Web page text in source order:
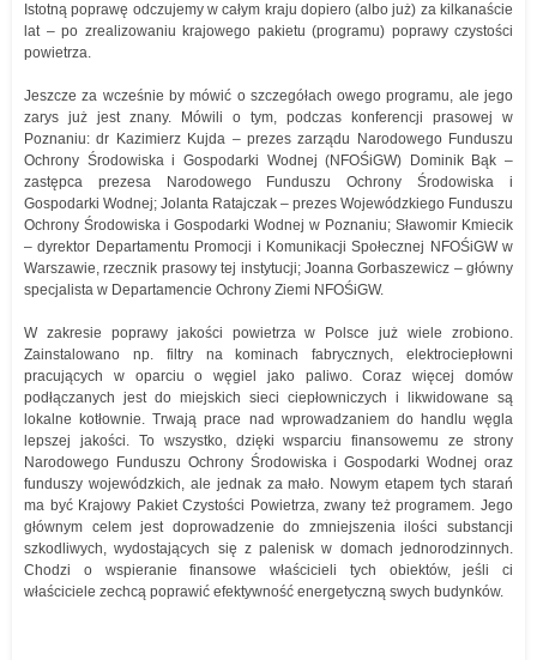
Istotną poprawę odczujemy w całym kraju dopiero (albo już) za kilkanaście
lat – po zrealizowaniu krajowego pakietu (programu) poprawy czystości
powietrza.
Jeszcze za wcześnie by mówić o szczegółach owego programu, ale jego
zarys już jest znany. Mówili o tym, podczas konferencji prasowej w
Poznaniu: dr Kazimierz Kujda – prezes zarządu Narodowego Funduszu
Ochrony Środowiska i Gospodarki Wodnej (NFOŚiGW) Dominik Bąk –
zastępca prezesa Narodowego Funduszu Ochrony Środowiska i
Gospodarki Wodnej; Jolanta Ratajczak – prezes Wojewódzkiego Funduszu
Ochrony Środowiska i Gospodarki Wodnej w Poznaniu; Sławomir Kmiecik
– dyrektor Departamentu Promocji i Komunikacji Społecznej NFOŚiGW w
Warszawie, rzecznik prasowy tej instytucji; Joanna Gorbaszewicz – główny
specjalista w Departamencie Ochrony Ziemi NFOŚiGW.
W zakresie poprawy jakości powietrza w Polsce już wiele zrobiono.
Zainstalowano np. filtry na kominach fabrycznych, elektrociepłowni
pracujących w oparciu o węgiel jako paliwo. Coraz więcej domów
podłączanych jest do miejskich sieci ciepłowniczych i likwidowane są
lokalne kotłownie. Trwają prace nad wprowadzaniem do handlu węgla
lepszej jakości. To wszystko, dzięki wsparciu finansowemu ze strony
Narodowego Funduszu Ochrony Środowiska i Gospodarki Wodnej oraz
funduszy wojewódzkich, ale jednak za mało. Nowym etapem tych starań
ma być Krajowy Pakiet Czystości Powietrza, zwany też programem. Jego
głównym celem jest doprowadzenie do zmniejszenia ilości substancji
szkodliwych, wydostających się z palenisk w domach jednorodzinnych.
Chodzi o wspieranie finansowe właścicieli tych obiektów, jeśli ci
właściciele zechcą poprawić efektywność energetyczną swych budynków.